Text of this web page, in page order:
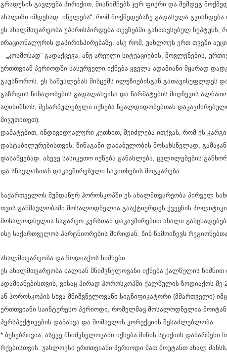
გრადუსის გავლენა პირიქით, მიანიშნებს ჯერ ფიქრი და შემდეგ
ანალიზი იმდენად „იწელება“, რომ მოქმედებაზე გადასვლა
ეს ახალმთვარეობა უპირისპირდება თევზებში განთავსებულ ნეპტუნს,
ირაციონალურის დაპირისპირებაზე. ასე რომ, უახლოეს ერთ თვეში
– „კოსმოსად“ გადაქცევა, ანუ არეული სიტუაციების, მოვლენების,
ერთთვიან პერიოდში სასურველი იქნება ყველა ადამიანი მყარად
გაუსწოროს. ეს საშუალებას მისცემს ილუზიებისგან გათავისუფლდეს
გაზრდის წინაღობების გადალახვისა და წარმატების მიღწევის
აღინიშნოს, შენარჩულებული იქნება წყალდიდობებთან
მივუთითეთ).
დამატებით, ინდივიდუალური კუთხით, შეიძლება ითქვას, რომ ეს
დასტაბილურებისთვის, შინაგანი დაძაბულობის მოსახსნელად,
დასაწყებად. ასევე სასიკეთო იქნება განახლება, ცვლილებების
და სწავლასთან დაკავშირებული საკითხების მოგვარება.
საქართველოს მუნდანურ ჰოროსკოპში ეს ახალმთვარეობა პირველ
თვის განმავლობაში მოსალოდნელია გააქტიურდეს ქვეყნის
მოსალოდნელია საგარეო კურსთან დაკავშირებით ახალი
ისე საქართველოს პარტნიორების მხრიდან. წინ წამოიწევს
ახალმთვარეობა და ზოდიაქოს ნიშნები
ეს ახალმთვარეობა ძალიან მნიშვნელოვანი იქნება ქალწულის ნიშნით
ადამიანებისთვის, ვისაც პირად ჰოროსკოპში ქალწულის ზოდიაქოს
ან ჰოროსკოპის სხვა მნიშვნელოვანი სიგნიფიკატორი (მმართველი)
ერთთვიანი საინტერესო პერიოდი, რომელმაც მოსალოდნელია
პერსპექტივების დანახვა და მომავლის კორექციის შესაძლებლობა.
* ბუნებრივია, ასევე მნიშვნელოვანი იქნება მიწის სტიქიის დანარჩენი
რქებისთვის. უახლოესი ერთთვიანი პერიოდი მათ მოუტანთ ახალ